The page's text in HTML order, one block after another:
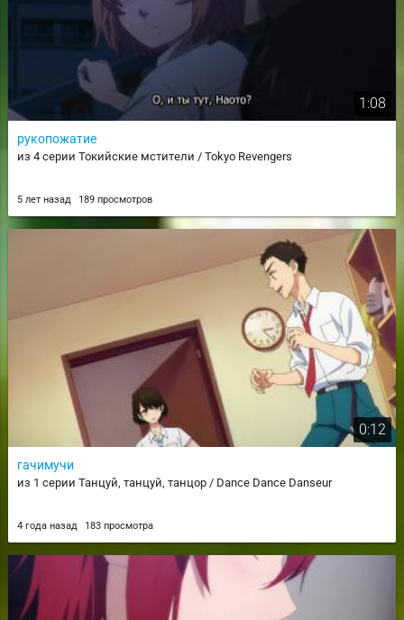
1:08
рукопожатие
из 4 серии Токийские мстители / Tokyo Revengers
5 лет назад 189 просмотров
0:12
гачимучи
из 1 серии Танцуй, танцуй, танцор / Dance Dance Danseur
4 года назад 183 просмотра